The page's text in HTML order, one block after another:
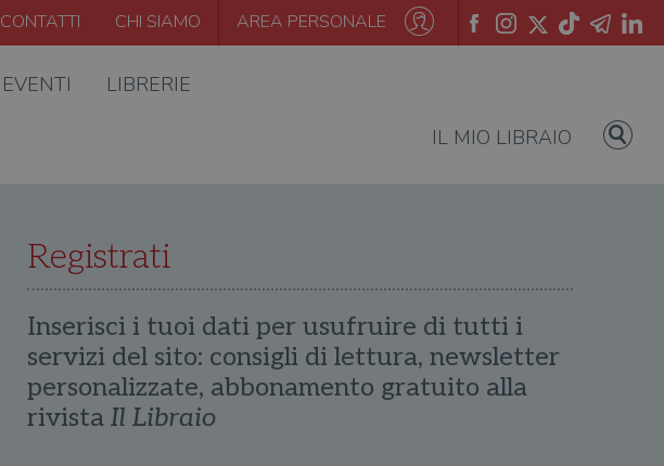
CONTATTI CHI SIAMO AREA PERSONALE
EVENTI LIBRERIE
IL MIO LIBRAIO
Registrati
Inserisci i tuoi dati per usufruire di tutti i
servizi del sito: consigli di lettura, newsletter
personalizzate, abbonamento gratuito alla
rivista Il Libraio